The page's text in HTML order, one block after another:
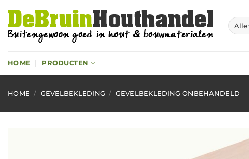
inhoud
HOME PRODUCTEN
HOME / GEVELBEKLEDING / GEVELBEKLEDING ONBEHANDELD